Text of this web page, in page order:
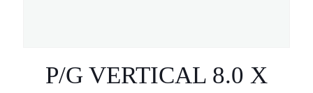
P/G VERTICAL 8.0 X